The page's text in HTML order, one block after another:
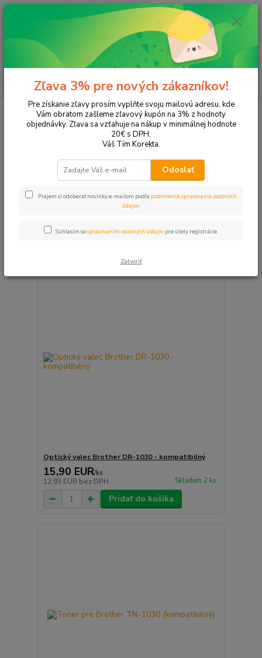
Hľadať
ks
za 0,00 EUR
Tonery a náplne do tlačiarní Brother DCP-1510
Upresniť parametre
Najdrahšie
Zobrazujem 1-2 z 2
Optický valec Brother DR-1030 - kompatibilný
15,90 EUR/ks
12,93 EUR bez DPH Skladom 2 ks
Pridať do košíka
Zľava 3% pre nových zákazníkov!
Pre získanie zľavy prosím vyplňte svoju mailovú adresu, kde
Vám obratom zašleme zľavový kupón na 3% z hodnoty
objednávky. Zľava sa vzťahuje na nákup v minimálnej hodnote
20€ s DPH.
Váš Tím Korekta.
Odoslať
Prajem si odoberať novinky e-mailom podľa podmienok spracovania osobných
údajov.
Súhlasím sospracovaním osobných údajov pre účely registrácie.
Zatvoriť